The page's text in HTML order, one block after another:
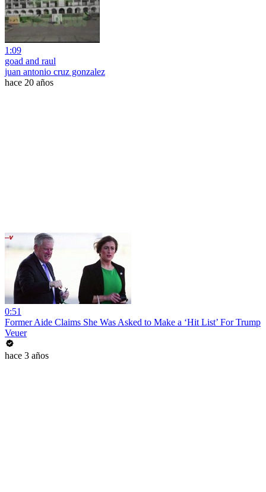
1:09
goad and raul
juan antonio cruz gonzalez
hace 20 años
0:51
Former Aide Claims She Was Asked to Make a ‘Hit List’ For Trump
Veuer
hace 3 años